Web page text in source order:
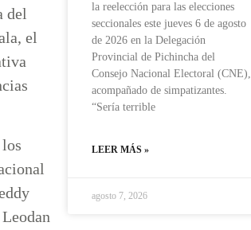
del
el
la reelección para las elecciones
seccionales este jueves 6 de agosto
de 2026 en la Delegación
Provincial de Pichincha del
Consejo Nacional Electoral (CNE),
acompañado de simpatizantes.
“Sería terrible
LEER MÁS »
agosto 7, 2026